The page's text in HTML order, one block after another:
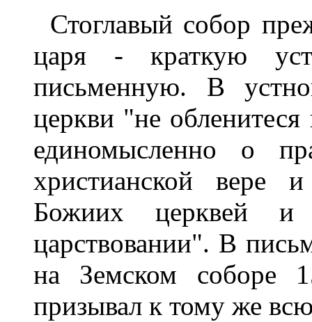
Стоглавый собор
царя - краткую
письменную. В
церкви "не
единомысленно о
христианской вере
Божиих церквей и
царствовании". В
на Земском соборе
призывал к тому же